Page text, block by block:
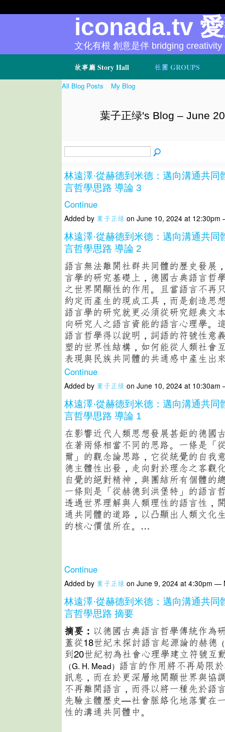
故事廳 Story Hall 社團 GROUPS
iconada.tv
文化有根 創意是伴 bridging creativity
All Blog Posts My Blog
葉子正绿's Blog – June
林遠澤·從赫德到米德：邁向溝通共同
言哲學思路 導論 3
Continue
Added by 葉子正绿 on June 10, 2024 at 12:30pm
林遠澤·從赫德到米德：邁向溝通共同
言哲學思路 導論 2
語言無法離開社群共同體的歷史發展
言學的研究基礎上，德國古典語言哲
之世界開顯性的作用。且當語言不再
約定而產生的現成工具，而是創造思
語言學的研究就更必須從研究經典文
向研究人之語言資能的語言心理學。
語言哲學得以說明，詞語的符號性意
塑的世界性結構，如何能從人類社會
表現與民族共同體的共通感中產生出
Continue
Added by 葉子正绿 on June 10, 2024 at 10:30am
林遠澤·從赫德到米德：邁向溝通共同
言哲學思路 導論 1
在影響近代人類思想發展甚鉅的德國
在著兩條相當不同的思路。一條是「
爾」的觀念論思路，它從統覺的自我
德主體性出發，走向對於理念之客觀
自覺的絕對精神，與團結所有個體的
一條則是「從赫德到洪堡特」的語言
透過世界理解與人類理性的語言性，
通共同體的道路，以凸顯出人類文化
的核心價值所在。…
Continue
Added by 葉子正绿 on June 9, 2024 at 4:30pm —
林遠澤·從赫德到米德：邁向溝通共同
言哲學思路 摘要
摘要： 以德國古典語言哲學傳統作為
蓋從18世紀末探討語言起源論的赫德
到20世紀初為社會心理學建立符號互
（G. H. Mead） 語言的作用將不再局限
訊息，而在於更深層地開顯世界與協
不再離開語言，而得以將一種先於語
先驗主體歷史—社會脈絡化地落實在
性的溝通共同體中。